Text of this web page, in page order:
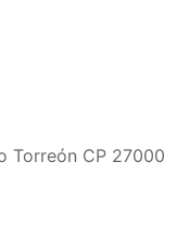
Torreón CP 27000